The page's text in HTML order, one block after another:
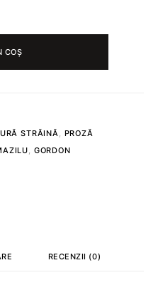
COȘ
STRĂINĂ, PROZĂ
, GORDON
RECENZII (0)